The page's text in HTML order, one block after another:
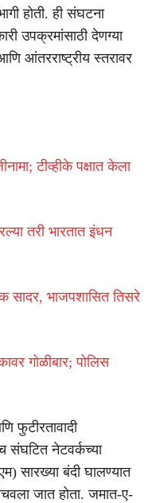
होती. ही संघटना
उपक्रमांसाठी देणग्या
आंतरराष्ट्रीय स्तरावर
टीव्हीके पक्षात केला
तरी भारतात इंधन
सादर, भाजपशासित तिसरे
गोळीबार; पोलिस
फुटीरतावादी
संघटित नेटवर्कच्या
सारख्या बंदी घालण्यात
जात होता. जमात-ए-